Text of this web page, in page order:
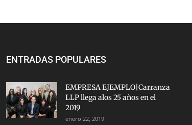
ENTRADAS POPULARES
EMPRESA EJEMPLO|Carranza
LLP llega alos 25 años en el
2019
enero 22, 2019